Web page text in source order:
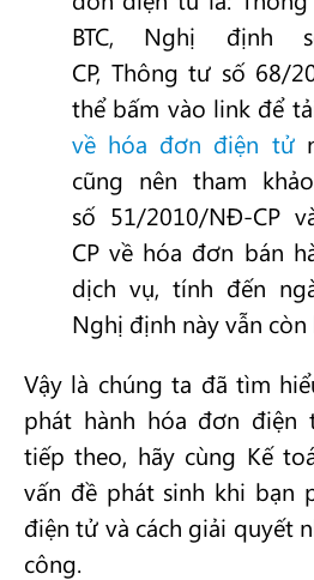
BTC, Nghị định
CP, Thông tư số 68/
thể bấm vào link để
về hóa đơn điện tử
cũng nên tham
số 51/2010/NĐ-CP
CP về hóa đơn bán
dịch vụ, tính đến
Nghị định này vẫn
Vậy là chúng ta đã tìm
phát hành hóa đơn điện
tiếp theo, hãy cùng Kế
vấn đề phát sinh khi bạn
điện tử và cách giải quyết
công.